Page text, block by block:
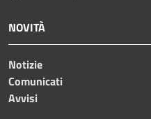
NOVITÀ
Notizie
Comunicati
Avvisi